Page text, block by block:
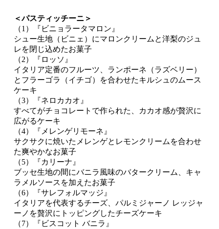
＜パスティッチーニ＞
（1）『ビニョラータマロン』
シュー生地（ビニェ）にマロンクリームと洋梨のジュ
レを閉じ込めたお菓子
（2）『ロッソ』
イタリア定番のフルーツ、ランポーネ（ラズベリー）
とフラーゴラ（イチゴ）を合わせたキルシュのムース
ケーキ
（3）『ネロカカオ』
すべてがチョコレートで作られた、カカオ感が贅沢に
広がるケーキ
（4）『メレンゲリモーネ』
サクサクに焼いたメレンゲとレモンクリームを合わせ
た爽やかなお菓子
（5）『カリーナ』
ブッセ生地の間にバニラ風味のバタークリーム、キャ
ラメルソースを加えたお菓子
（6）『サレフォルマッジ』
イタリアを代表するチーズ、パルミジャーノ レッジャ
ーノを贅沢にトッピングしたチーズケーキ
（7）『ビスコット バニラ』